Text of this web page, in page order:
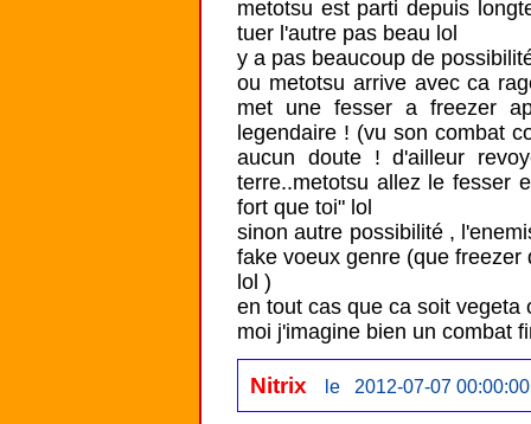
metotsu est parti depuis
tuer l'autre pas beau lol
y a pas beaucoup de
ou metotsu arrive avec ca
met une fesser a freezer
legendaire ! (vu son combat
aucun doute ! d'ailleur
terre..metotsu allez le fesser
fort que toi" lol
sinon autre possibilité ,
fake voeux genre (que
lol )
en tout cas que ca soit vegeta
moi j'imagine bien un combat
Nitrix le 2012-07-07 00:00:00